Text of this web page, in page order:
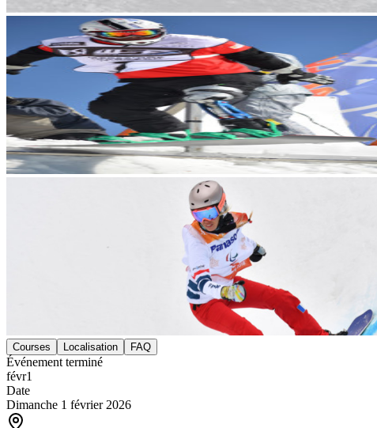
Courses Localisation FAQ
Événement terminé
févr1
Date
Dimanche 1 février 2026